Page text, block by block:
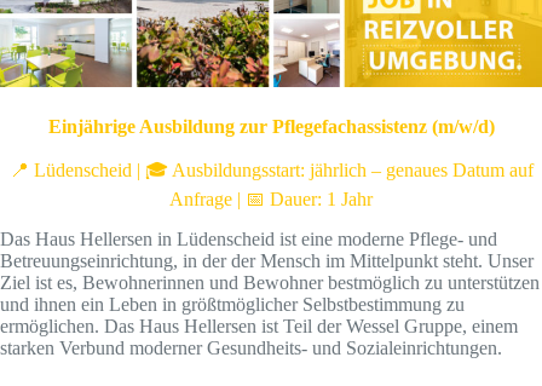
Einjährige Ausbildung zur Pflegefachassistenz (m/w/d)
📍 Lüdenscheid | 🎓 Ausbildungsstart: jährlich – genaues Datum auf
Anfrage | 📅 Dauer: 1 Jahr
Das Haus Hellersen in Lüdenscheid ist eine moderne Pflege- und
Betreuungseinrichtung, in der der Mensch im Mittelpunkt steht. Unser
Ziel ist es, Bewohnerinnen und Bewohner bestmöglich zu unterstützen
und ihnen ein Leben in größtmöglicher Selbstbestimmung zu
ermöglichen. Das Haus Hellersen ist Teil der Wessel Gruppe, einem
starken Verbund moderner Gesundheits- und Sozialeinrichtungen.